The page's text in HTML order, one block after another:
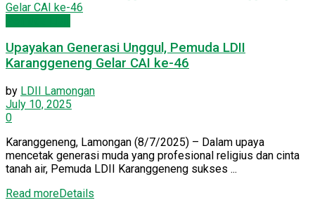
Upayakan Generasi Unggul, Pemuda LDII
Karanggeneng Gelar CAI ke-46
by LDII Lamongan
July 10, 2025
0
Karanggeneng, Lamongan (8/7/2025) – Dalam upaya
mencetak generasi muda yang profesional religius dan cinta
tanah air, Pemuda LDII Karanggeneng sukses ...
Read moreDetails